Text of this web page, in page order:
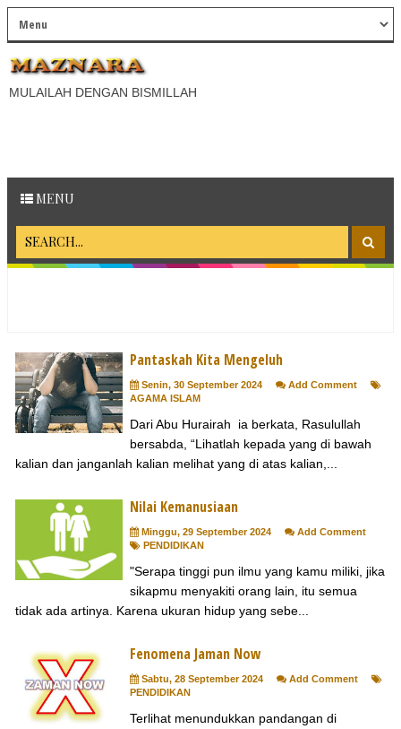
MULAILAH DENGAN BISMILLAH
MENU
Pantaskah Kita Mengeluh
Senin, 30 September 2024
Add Comment
AGAMA ISLAM
Dari Abu Hurairah ia berkata, Rasulullah
bersabda, “Lihatlah kepada yang di bawah
kalian dan janganlah kalian melihat yang di atas kalian,...
Nilai Kemanusiaan
Minggu, 29 September 2024
Add Comment
PENDIDIKAN
"Serapa tinggi pun ilmu yang kamu miliki, jika
sikapmu menyakiti orang lain, itu semua
tidak ada artinya. Karena ukuran hidup yang sebe...
Fenomena Jaman Now
Sabtu, 28 September 2024
Add Comment
PENDIDIKAN
Terlihat menundukkan pandangan di